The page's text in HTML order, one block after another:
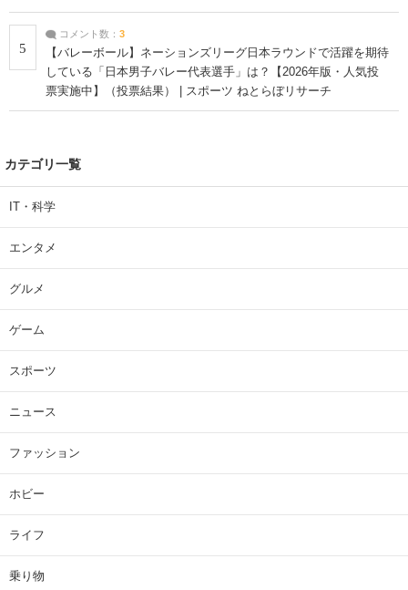
5
コメント数： 3
【バレーボール】ネーションズリーグ日本ラウンドで活躍を期待
している「日本男子バレー代表選手」は？【2026年版・人気投
票実施中】（投票結果） | スポーツ ねとらぼリサーチ
カテゴリ一覧
IT・科学
エンタメ
グルメ
ゲーム
スポーツ
ニュース
ファッション
ホビー
ライフ
乗り物